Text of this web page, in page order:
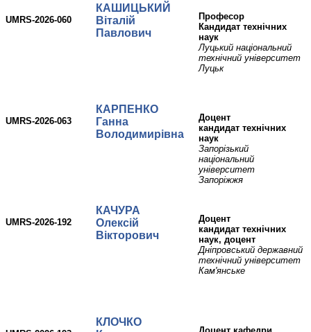
UMRS-2026-060
КАШИЦЬКИЙ
Віталій
Павлович
Професор
Кандидат технічних
наук
Луцький національний
технічний університет
Луцьк
UMRS-2026-063
КАРПЕНКО
Ганна
Володимирівна
доцент
кандидат технічних
наук
Запорізький
національний
університет
Запоріжжя
UMRS-2026-192
КАЧУРА
Олексій
Вікторович
доцент
кандидат технічних
наук, доцент
Дніпровський державний
технічний університет
Кам'янське
КЛОЧКО